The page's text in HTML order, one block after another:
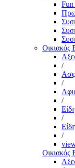
Οικιακός
/
/
/
/
/
Οικιακός